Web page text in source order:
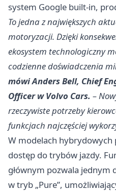
system Google built-in,
To jedna z największych
motoryzacji. Dzięki
ekosystem technologiczny
codzienne doświadczenia
mówi Anders Bell, Chief
Officer w Volvo Cars. –
rzeczywiste potrzeby
funkcjach najczęściej
W modelach hybrydowych
dostęp do trybów jazdy.
głównym pozwala jednym
w tryb „Pure”,